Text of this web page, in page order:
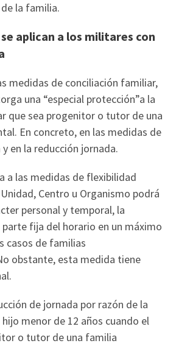
la familia.
aplican a los militares con
medidas de conciliación familiar,
una “especial protección”a la
que sea progenitor o tutor de una
En concreto, en las medidas de
en la reducción jornada.
a las medidas de flexibilidad
Centro u Organismo podrá
personal y temporal, la
fija del horario en un máximo
casos de familias
obstante, esta medida tiene
de jornada por razón de la
menor de 12 años cuando el
o tutor de una familia